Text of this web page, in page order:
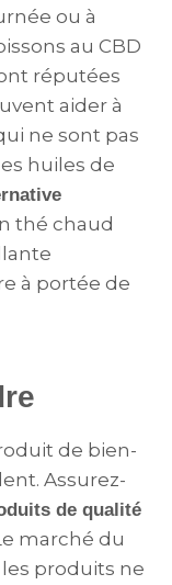
ou à
au CBD
réputées
aider à
ne sont pas
huiles de
thé chaud
à portée de
de bien-
Assurez-
de qualité
marché du
produits ne